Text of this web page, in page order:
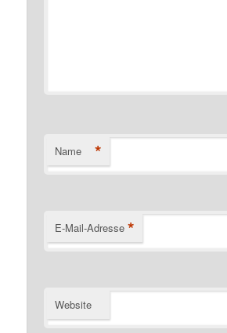
Name *
E-Mail-Adresse *
Website